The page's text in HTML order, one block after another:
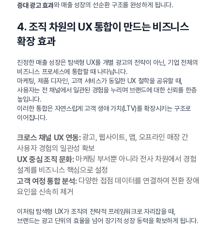
증대 광고 효과와 매출 성장의 선순환 구조를 완성하게 됩니다.
4. 조직 차원의 UX 통합이 만드는 비즈니스
확장 효과
진정한 매출 성장은 탐색형 UX를 개별 광고의 전략이 아닌, 기업 전체의
비즈니스 프로세스에 통합할 때 나타납니다.
마케팅, 제품 디자인, 고객 서비스가 동일한 UX 철학을 공유할 때,
사용자는 전 채널에서 일관된 경험을 누리며 브랜드에 대한 신뢰를 한층
높입니다.
이러한 통합은 자연스럽게 고객 생애 가치(LTV)를 확장시키는 구조로
이어집니다.
크로스 채널 UX 연동:광고, 웹사이트, 앱, 오프라인 매장 간
사용자 경험의 일관성 확보
UX 중심 조직 문화:마케팅 부서뿐 아니라 전사 차원에서 경험
설계를 비즈니스 핵심으로 설정
고객 여정 통합 분석:다양한 접점 데이터를 연결하여 전환 장애
요인을 신속히 제거
이처럼 탐색형 UX가 조직의 전략적 프레임워크로 자리잡을 때,
브랜드는 광고 단위의 효율을 넘어 장기적 성장 동력을 확보하게 됩니다.